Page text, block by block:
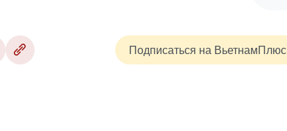
Подписаться на ВьетнамПлюс